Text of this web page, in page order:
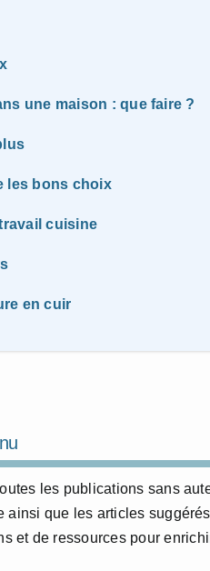
une maison : que faire ?
les bons choix
cuisine
en cuir
les publications sans
ainsi que les articles
et de ressources pour